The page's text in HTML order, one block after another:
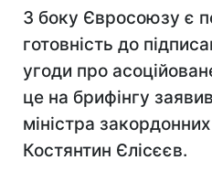
З боку Євросоюзу є
готовність до
угоди про
це на брифінгу
міністра
Костянтин Єлісєєв.